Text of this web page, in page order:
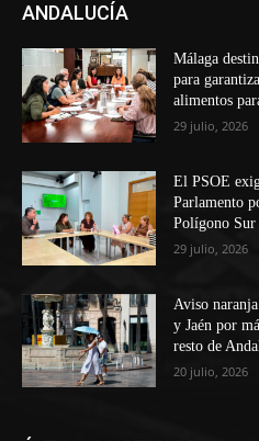
ANDALUCÍA
Málaga
para
alimentos
29 julio, 2026
El PSOE
Parlamento
Polígono
29 julio, 2026
Aviso
y Jaén por
resto de
20 julio, 2026